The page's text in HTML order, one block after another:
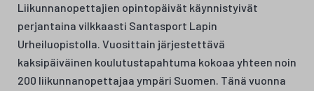
Liikunnanopettajien opintopäivät käynnistyivät
perjantaina vilkkaasti Santasport Lapin
Urheiluopistolla. Vuosittain järjestettävä
kaksipäiväinen koulutustapahtuma kokoaa yhteen noin
200 liikunnanopettajaa ympäri Suomen. Tänä vuonna